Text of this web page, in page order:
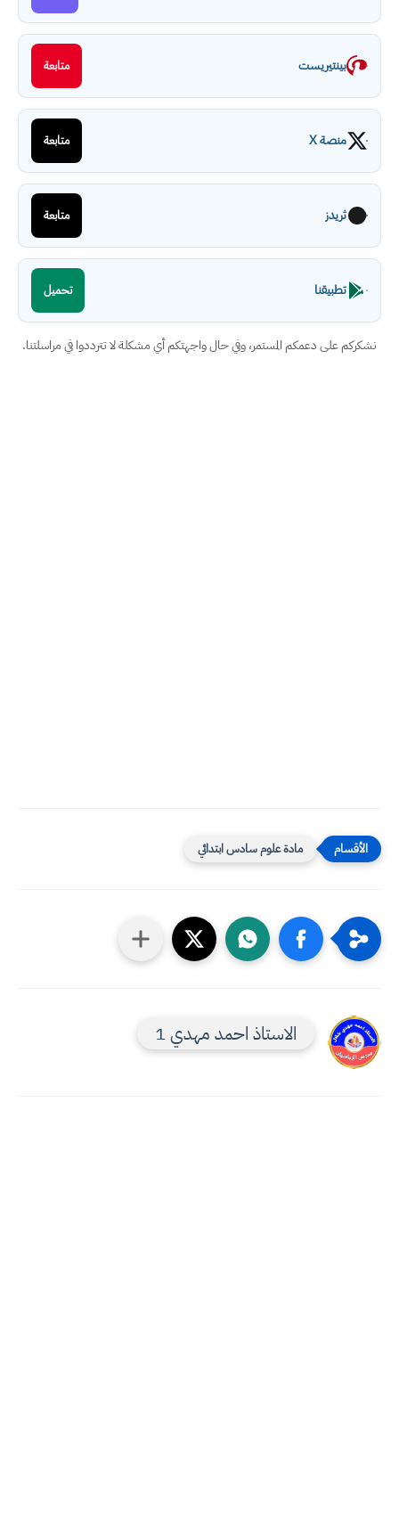
بينتيريست متابعة
منصة X متابعة
ثريدز متابعة
تطبيقنا تحميل
نشكركم على دعمكم المستمر، وفي حال واجهتكم أي مشكلة لا تترددوا في مراسلتنا.
مادة علوم سادس ابتدائي
الاستاذ احمد مهدي 1